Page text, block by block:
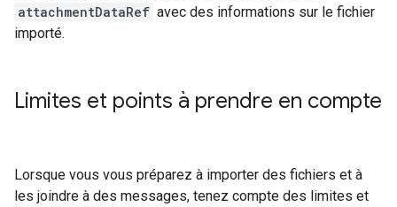
attachmentDataRef avec des informations sur le fichier
importé.
Limites et points à prendre en compte
Lorsque vous vous préparez à importer des fichiers et à
les joindre à des messages, tenez compte des limites et